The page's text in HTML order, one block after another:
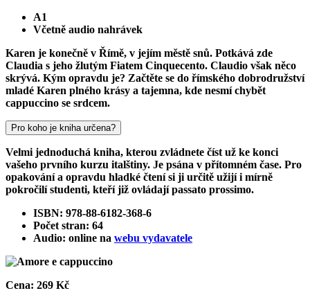
A1
Včetně audio nahrávek
Karen je konečně v Římě, v jejím městě snů. Potkává zde
Claudia s jeho žlutým Fiatem Cinquecento. Claudio však něco
skrývá. Kým opravdu je? Začtěte se do římského dobrodružství
mladé Karen plného krásy a tajemna, kde nesmí chybět
cappuccino se srdcem.
Pro koho je kniha určena?
Velmi jednoduchá kniha, kterou zvládnete číst už ke konci
vašeho prvního kurzu italštiny. Je psána v přítomném čase. Pro
opakování a opravdu hladké čtení si ji určitě užijí i mírně
pokročilí studenti, kteří již ovládají passato prossimo.
ISBN: 978-88-6182-368-6
Počet stran: 64
Audio: online na webu vydavatele
Cena: 269 Kč